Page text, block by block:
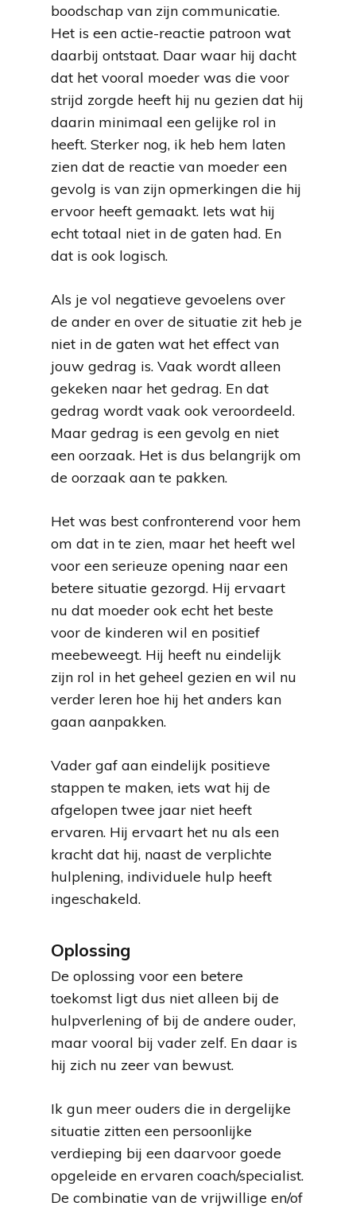
boodschap van zijn communicatie.
Het is een actie-reactie patroon wat
daarbij ontstaat. Daar waar hij dacht
dat het vooral moeder was die voor
strijd zorgde heeft hij nu gezien dat hij
daarin minimaal een gelijke rol in
heeft. Sterker nog, ik heb hem laten
zien dat de reactie van moeder een
gevolg is van zijn opmerkingen die hij
ervoor heeft gemaakt. Iets wat hij
echt totaal niet in de gaten had. En
dat is ook logisch.
Als je vol negatieve gevoelens over
de ander en over de situatie zit heb je
niet in de gaten wat het effect van
jouw gedrag is. Vaak wordt alleen
gekeken naar het gedrag. En dat
gedrag wordt vaak ook veroordeeld.
Maar gedrag is een gevolg en niet
een oorzaak. Het is dus belangrijk om
de oorzaak aan te pakken.
Het was best confronterend voor hem
om dat in te zien, maar het heeft wel
voor een serieuze opening naar een
betere situatie gezorgd. Hij ervaart
nu dat moeder ook echt het beste
voor de kinderen wil en positief
meebeweegt. Hij heeft nu eindelijk
zijn rol in het geheel gezien en wil nu
verder leren hoe hij het anders kan
gaan aanpakken.
Vader gaf aan eindelijk positieve
stappen te maken, iets wat hij de
afgelopen twee jaar niet heeft
ervaren. Hij ervaart het nu als een
kracht dat hij, naast de verplichte
hulplening, individuele hulp heeft
ingeschakeld.
Oplossing
De oplossing voor een betere
toekomst ligt dus niet alleen bij de
hulpverlening of bij de andere ouder,
maar vooral bij vader zelf. En daar is
hij zich nu zeer van bewust.
Ik gun meer ouders die in dergelijke
situatie zitten een persoonlijke
verdieping bij een daarvoor goede
opgeleide en ervaren coach/specialist.
De combinatie van de vrijwillige en/of